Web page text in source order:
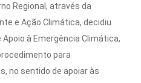
Regional, através da
e Ação Climática, decidiu
à Emergência Climática,
para
no sentido de apoiar às